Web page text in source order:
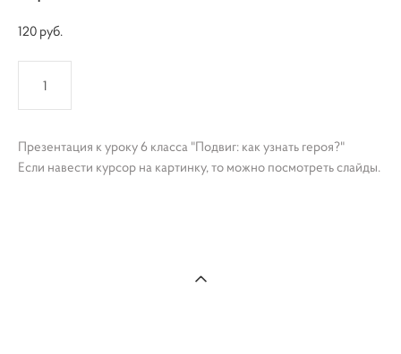
120 pуб.
Презентация к уроку 6 класса "Подвиг: как узнать героя?"
Если навести курсор на картинку, то можно посмотреть слайды.